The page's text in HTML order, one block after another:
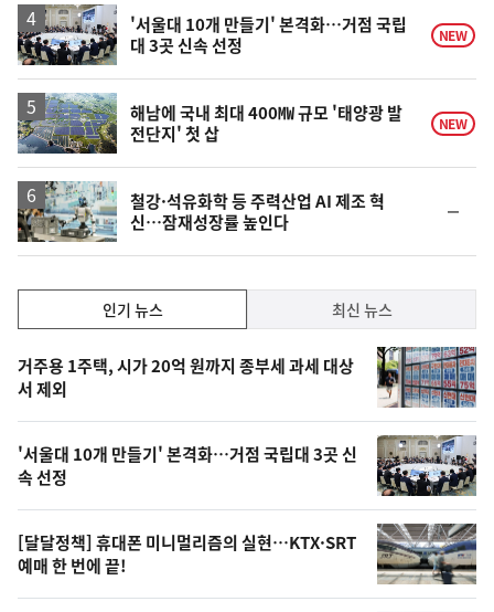
락
'서울대 10개 만들기' 본격화…거점 국립
대 3곳 신속 선정
NEW
해남에 국내 최대 400㎿ 규모 '태양광 발
전단지' 첫 삽
NEW
철강·석유화학 등 주력산업 AI 제조 혁
신…잠재성장률 높인다
일
기,
최
신,
오
늘
의
영
상
인기 뉴스 최신 뉴스
기
뉴
스
거주용 1주택, 시가 20억 원까지 종부세 과세 대상
서 제외
'서울대 10개 만들기' 본격화…거점 국립대 3곳 신
속 선정
[달달정책] 휴대폰 미니멀리즘의 실현…KTX·SRT
예매 한 번에 끝!